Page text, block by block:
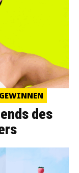
des